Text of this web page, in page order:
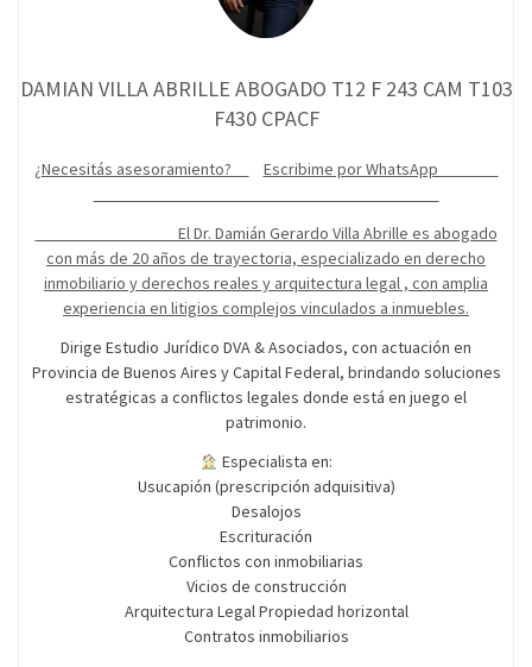
DAMIAN VILLA ABRILLE ABOGADO T12 F 243 CAM T103
F430 CPACF
¿Necesitás asesoramiento? Escribime por WhatsApp
El Dr. Damián Gerardo Villa Abrille es abogado
con más de 20 años de trayectoria, especializado en derecho
inmobiliario y derechos reales y arquitectura legal , con amplia
experiencia en litigios complejos vinculados a inmuebles.
Dirige Estudio Jurídico DVA & Asociados, con actuación en
Provincia de Buenos Aires y Capital Federal, brindando soluciones
estratégicas a conflictos legales donde está en juego el
patrimonio.
Especialista en:
Usucapión (prescripción adquisitiva)
Desalojos
Escrituración
Conflictos con inmobiliarias
Vicios de construcción
Arquitectura Legal Propiedad horizontal
Contratos inmobiliarios